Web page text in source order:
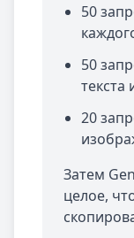
50
50
текста
20
Затем
целое,